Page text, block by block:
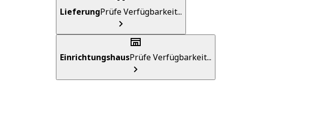
LieferungPrüfe Verfügbarkeit...
EinrichtungshausPrüfe Verfügbarkeit...